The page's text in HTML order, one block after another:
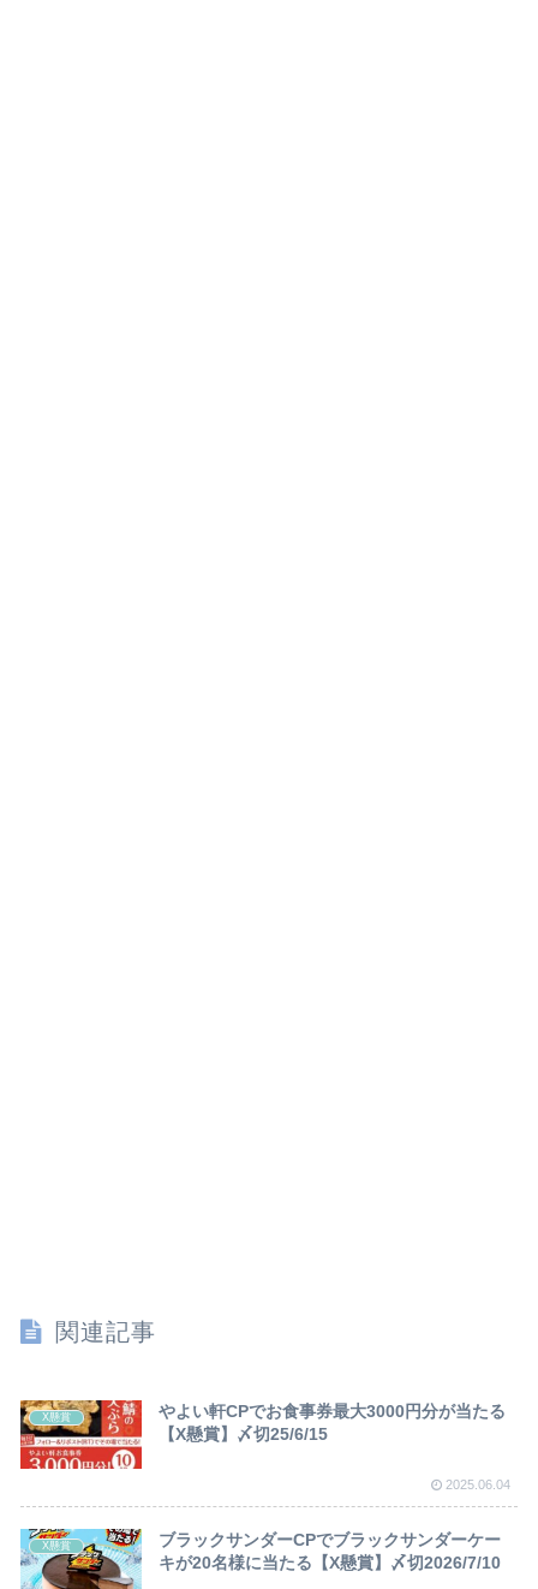
関連記事
X懸賞
やよい軒CPでお食事券最大3000円分が当たる
【X懸賞】〆切25/6/15
2025.06.04
X懸賞
ブラックサンダーCPでブラックサンダーケー
キが20名様に当たる【X懸賞】〆切2026/7/10